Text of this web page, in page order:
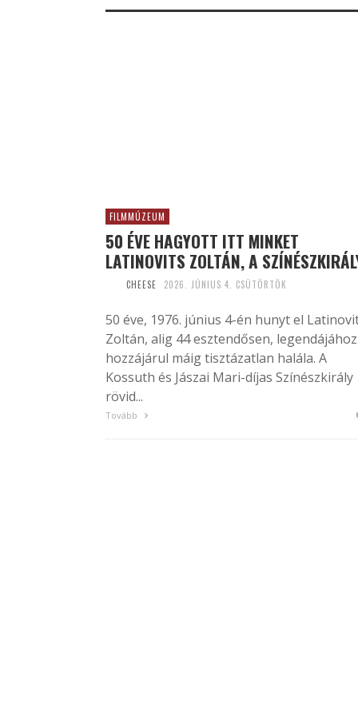
FILMMÚZEUM
50 ÉVE HAGYOTT ITT MINKET
LATINOVITS ZOLTÁN, A
CHEESE 2026. JÚNIUS 4. CSÜTÖRTÖK
50 éve, 1976. június 4-én hunyt el
Zoltán, alig 44 esztendősen, legendájához
hozzájárul máig tisztázatlan halála. A
Kossuth és Jászai Mari-díjas Színészkirály
rövid...
Tovább